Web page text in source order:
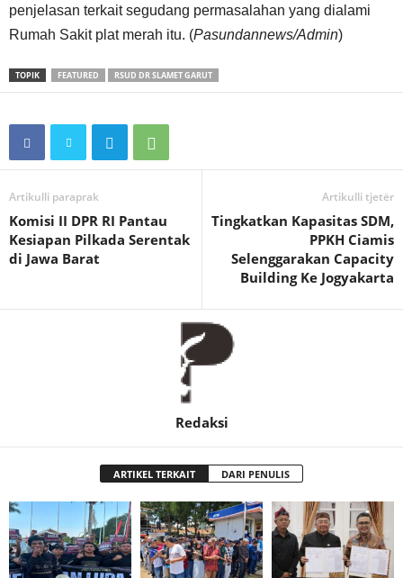
penjelasan terkait segudang permasalahan yang dialami
Rumah Sakit plat merah itu. (Pasundannews/Admin)
TOPIK FEATURED RSUD DR SLAMET GARUT
Artikulli paraprak
Komisi II DPR RI Pantau
Kesiapan Pilkada Serentak
di Jawa Barat
Artikulli tjetër
Tingkatkan Kapasitas SDM,
PPKH Ciamis
Selenggarakan Capacity
Building Ke Jogyakarta
Redaksi
ARTIKEL TERKAIT DARI PENULIS